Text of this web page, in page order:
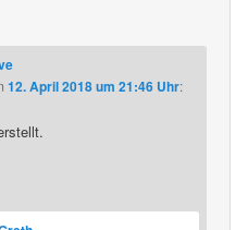
12. April 2018 um 21:46 Uhr: